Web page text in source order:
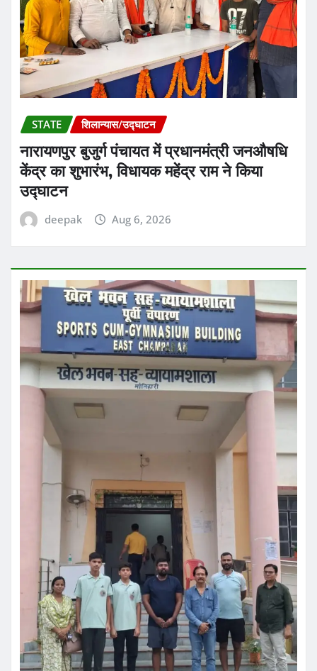
STATE शिलान्यास/उद्घाटन
नारायणपुर बुजुर्ग पंचायत में प्रधानमंत्री जनऔषधि
केंद्र का शुभारंभ, विधायक महेंद्र राम ने किया
उद्घाटन
deepak Aug 6, 2026